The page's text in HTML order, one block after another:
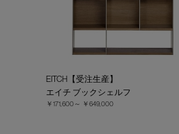
EITCH【受注生産】
エイチ ブックシェルフ
￥171,600～ ￥649,000